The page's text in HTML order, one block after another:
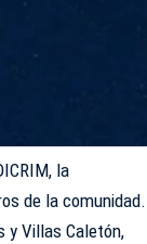
la
de la comunidad.
y Villas Caletón,